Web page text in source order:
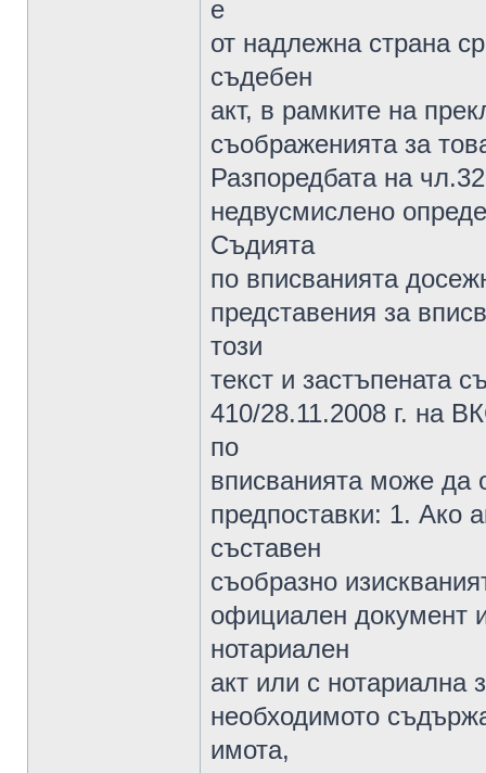
е
от надлежна страна
съдебен
акт, в рамките на
съображенията за
Разпоредбата на
недвусмислено
Съдията
по вписванията
представения за
този
текст и застъпената
410/28.11.2008 г. на
по
вписванията може да
предпоставки: 1. Ако
съставен
съобразно
официален документ
нотариален
акт или с нотариална
необходимото
имота,